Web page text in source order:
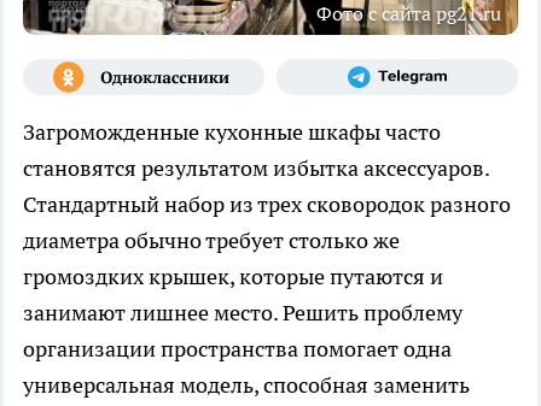
Фото с сайта pg21.ru
Загроможденные кухонные шкафы часто
становятся результатом избытка аксессуаров.
Стандартный набор из трех сковородок разного
диаметра обычно требует столько же
громоздких крышек, которые путаются и
занимают лишнее место. Решить проблему
организации пространства помогает одна
универсальная модель, способная заменить